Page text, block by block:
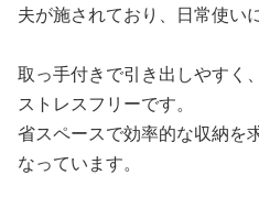
夫が施されており、日常使い
取っ手付きで引き出しやすく
ストレスフリーです。
省スペースで効率的な収納を
なっています。